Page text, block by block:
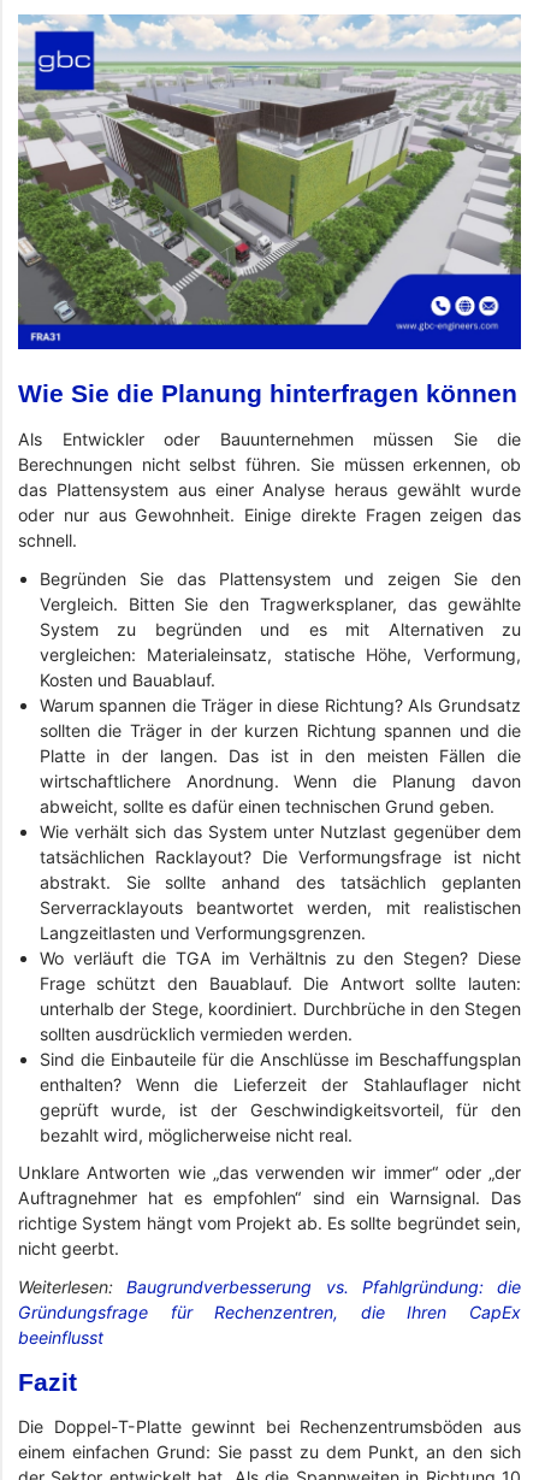
Wie Sie die Planung hinterfragen können
Als Entwickler oder Bauunternehmen müssen Sie die
Berechnungen nicht selbst führen. Sie müssen erkennen, ob
das Plattensystem aus einer Analyse heraus gewählt wurde
oder nur aus Gewohnheit. Einige direkte Fragen zeigen das
schnell.
Begründen Sie das Plattensystem und zeigen Sie den
Vergleich. Bitten Sie den Tragwerksplaner, das gewählte
System zu begründen und es mit Alternativen zu
vergleichen: Materialeinsatz, statische Höhe, Verformung,
Kosten und Bauablauf.
Warum spannen die Träger in diese Richtung? Als Grundsatz
sollten die Träger in der kurzen Richtung spannen und die
Platte in der langen. Das ist in den meisten Fällen die
wirtschaftlichere Anordnung. Wenn die Planung davon
abweicht, sollte es dafür einen technischen Grund geben.
Wie verhält sich das System unter Nutzlast gegenüber dem
tatsächlichen Racklayout? Die Verformungsfrage ist nicht
abstrakt. Sie sollte anhand des tatsächlich geplanten
Serverracklayouts beantwortet werden, mit realistischen
Langzeitlasten und Verformungsgrenzen.
Wo verläuft die TGA im Verhältnis zu den Stegen? Diese
Frage schützt den Bauablauf. Die Antwort sollte lauten:
unterhalb der Stege, koordiniert. Durchbrüche in den Stegen
sollten ausdrücklich vermieden werden.
Sind die Einbauteile für die Anschlüsse im Beschaffungsplan
enthalten? Wenn die Lieferzeit der Stahlauflager nicht
geprüft wurde, ist der Geschwindigkeitsvorteil, für den
bezahlt wird, möglicherweise nicht real.
Unklare Antworten wie „das verwenden wir immer“ oder „der
Auftragnehmer hat es empfohlen“ sind ein Warnsignal. Das
richtige System hängt vom Projekt ab. Es sollte begründet sein,
nicht geerbt.
Weiterlesen:Baugrundverbesserung vs. Pfahlgründung: die
Gründungsfrage für Rechenzentren, die Ihren CapEx
beeinflusst
Fazit
Die Doppel-T-Platte gewinnt bei Rechenzentrumsböden aus
einem einfachen Grund: Sie passt zu dem Punkt, an den sich